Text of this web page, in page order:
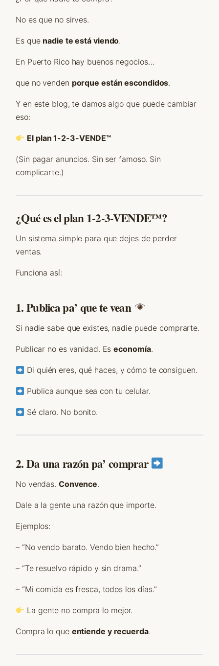
No es que no sirves.
Es que nadie te está viendo.
En Puerto Rico hay buenos negocios…
que no venden porque están escondidos.
Y en este blog, te damos algo que puede cambiar
eso:
El plan 1-2-3-VENDE™
(Sin pagar anuncios. Sin ser famoso. Sin
complicarte.)
¿Qué es el plan 1-2-3-VENDE™?
Un sistema simple para que dejes de perder
ventas.
Funciona así:
1. Publica pa’ que te vean
Si nadie sabe que existes, nadie puede comprarte.
Publicar no es vanidad. Eseconomía.
Di quién eres, qué haces, y cómo te consiguen.
Publica aunque sea con tu celular.
Sé claro. No bonito.
2. Da una razón pa’ comprar
No vendas. Convence.
Dale a la gente una razón que importe.
Ejemplos:
– “No vendo barato. Vendo bien hecho.”
– “Te resuelvo rápido y sin drama.”
– “Mi comida es fresca, todos los días.”
La gente no compra lo mejor.
Compra lo que entiende y recuerda.